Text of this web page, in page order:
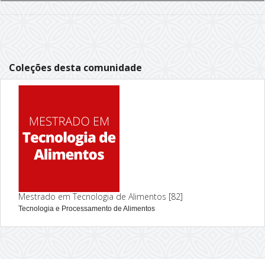
Coleções desta comunidade
Mestrado em Tecnologia de Alimentos [82]
Tecnologia e Processamento de Alimentos